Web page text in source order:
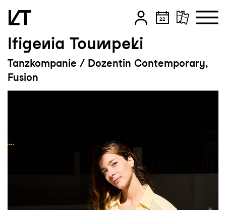
Zum Hauptinhalt springen
Zum Footer springen
Ifigenia Toumpeki
Tanzkompanie / Dozentin Contemporary,
Fusion